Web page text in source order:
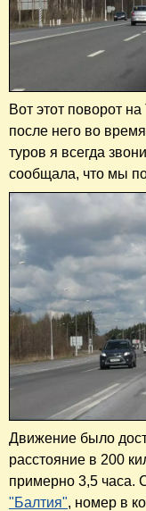
Вот этот поворот
после него во
туров я всегда
сообщала, что мы
Движение было
расстояние в 200
примерно 3,5 часа.
"Балтия", номер в